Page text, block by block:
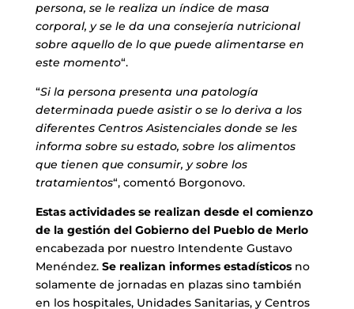
persona, se le realiza un índice de masa
corporal, y se le da una consejería nutricional
sobre aquello de lo que puede alimentarse en
este momento“.
“Si la persona presenta una patología
determinada puede asistir o se lo deriva a los
diferentes Centros Asistenciales donde se les
informa sobre su estado, sobre los alimentos
que tienen que consumir, y sobre los
tratamientos“, comentó Borgonovo.
Estas actividades se realizan desde el comienzo
de la gestión del Gobierno del Pueblo de Merlo
encabezada por nuestro Intendente Gustavo
Menéndez. Se realizan informes estadísticosno
solamente de jornadas en plazas sino también
en los hospitales, Unidades Sanitarias, y Centros